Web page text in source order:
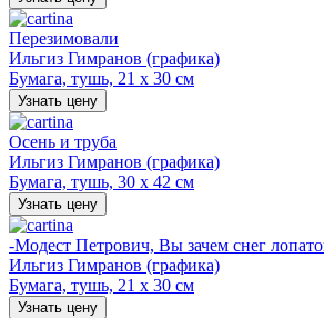
Перезимовали
Ильгиз Гимранов (графика)
Бумага, тушь, 21 х 30 см
Узнать цену
Осень и труба
Ильгиз Гимранов (графика)
Бумага, тушь, 30 х 42 см
Узнать цену
-Модест Петрович, Вы зачем снег
Ильгиз Гимранов (графика)
Бумага, тушь, 21 х 30 см
Узнать цену